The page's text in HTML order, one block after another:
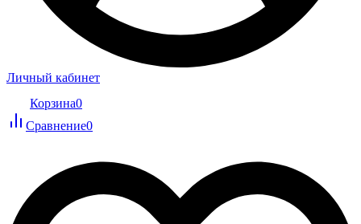
Личный кабинет
Корзина0
Сравнение0